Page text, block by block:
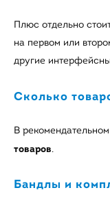
Плюс отдельно
на первом или
другие
Сколько
В
товаров.
Бандлы и